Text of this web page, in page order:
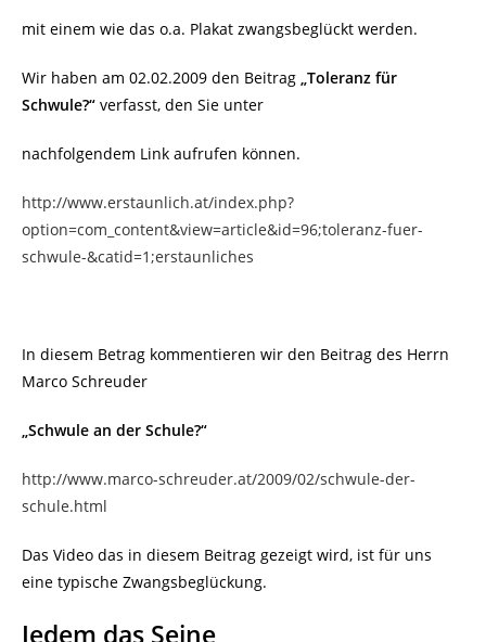
mit einem wie das o.a. Plakat zwangsbeglückt werden.
Wir haben am 02.02.2009 den Beitrag „Toleranz für
Schwule?“ verfasst, den Sie unter
nachfolgendem Link aufrufen können.
http://www.erstaunlich.at/index.php?
option=com_content&view=article&id=96;toleranz-fuer-
schwule-&catid=1;erstaunliches
In diesem Betrag kommentieren wir den Beitrag des Herrn
Marco Schreuder
„Schwule an der Schule?“
http://www.marco-schreuder.at/2009/02/schwule-der-
schule.html
Das Video das in diesem Beitrag gezeigt wird, ist für uns
eine typische Zwangsbeglückung.
Jedem das Seine